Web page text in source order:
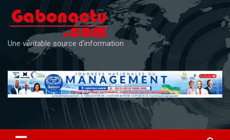
content
Une véritable source d'information